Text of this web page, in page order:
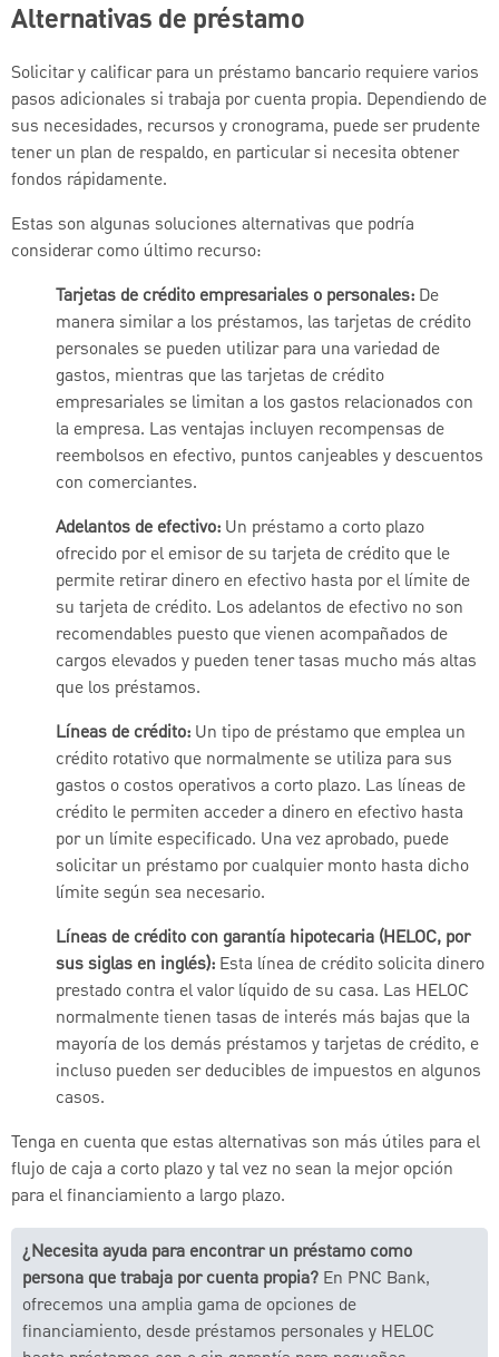
Alternativas de préstamo
Solicitar y calificar para un préstamo bancario requiere varios
pasos adicionales si trabaja por cuenta propia. Dependiendo de
sus necesidades, recursos y cronograma, puede ser prudente
tener un plan de respaldo, en particular si necesita obtener
fondos rápidamente.
Estas son algunas soluciones alternativas que podría
considerar como último recurso:
Tarjetas de crédito empresariales o personales: De
manera similar a los préstamos, las tarjetas de crédito
personales se pueden utilizar para una variedad de
gastos, mientras que las tarjetas de crédito
empresariales se limitan a los gastos relacionados con
la empresa. Las ventajas incluyen recompensas de
reembolsos en efectivo, puntos canjeables y descuentos
con comerciantes.
Adelantos de efectivo: Un préstamo a corto plazo
ofrecido por el emisor de su tarjeta de crédito que le
permite retirar dinero en efectivo hasta por el límite de
su tarjeta de crédito. Los adelantos de efectivo no son
recomendables puesto que vienen acompañados de
cargos elevados y pueden tener tasas mucho más altas
que los préstamos.
Líneas de crédito: Un tipo de préstamo que emplea un
crédito rotativo que normalmente se utiliza para sus
gastos o costos operativos a corto plazo. Las líneas de
crédito le permiten acceder a dinero en efectivo hasta
por un límite especificado. Una vez aprobado, puede
solicitar un préstamo por cualquier monto hasta dicho
límite según sea necesario.
Líneas de crédito con garantía hipotecaria (HELOC, por
sus siglas en inglés): Esta línea de crédito solicita dinero
prestado contra el valor líquido de su casa. Las HELOC
normalmente tienen tasas de interés más bajas que la
mayoría de los demás préstamos y tarjetas de crédito, e
incluso pueden ser deducibles de impuestos en algunos
casos.
Tenga en cuenta que estas alternativas son más útiles para el
flujo de caja a corto plazo y tal vez no sean la mejor opción
para el financiamiento a largo plazo.
¿Necesita ayuda para encontrar un préstamo como
persona que trabaja por cuenta propia? En PNC Bank,
ofrecemos una amplia gama de opciones de
financiamiento, desde préstamos personales y HELOC